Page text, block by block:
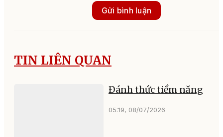
Gửi bình luận
TIN LIÊN QUAN
Đánh thức tiềm năng
05:19, 08/07/2026